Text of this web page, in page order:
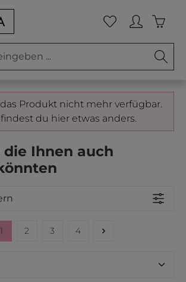
springen Du hast 0
Produkt nicht mehr verfügbar.
du hier etwas anders.
Ihnen auch
Seite
1 Seite
2 Seite
3 Seite
4